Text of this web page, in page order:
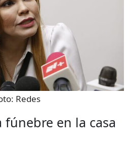
Redes
fúnebre en la casa